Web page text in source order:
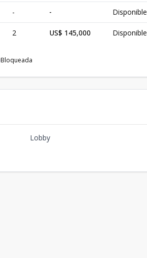
- - Disponible
2 US$ 145,000 Disponible
Bloqueada
Lobby